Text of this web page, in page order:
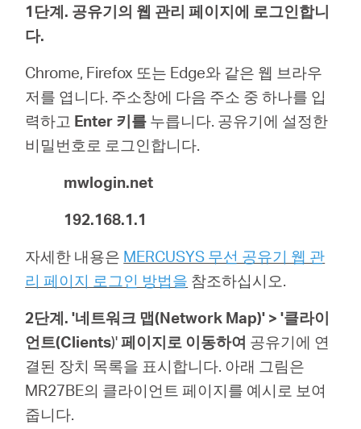
1단계. 공유기의 웹 관리 페이지에 로그인합니
다.
Chrome, Firefox 또는 Edge와 같은 웹 브라우
저를 엽니다. 주소창에 다음 주소 중 하나를 입
력하고 Enter 키를 누릅니다. 공유기에 설정한
비밀번호로 로그인합니다.
mwlogin.net
192.168.1.1
자세한 내용은 MERCUSYS 무선 공유기 웹 관
리 페이지 로그인 방법을 참조하십시오.
2단계. '네트워크 맵(Network Map)' > '클라이
언트(Clients)'페이지로 이동하여 공유기에 연
결된 장치 목록을 표시합니다. 아래 그림은
MR27BE의 클라이언트 페이지를 예시로 보여
줍니다.